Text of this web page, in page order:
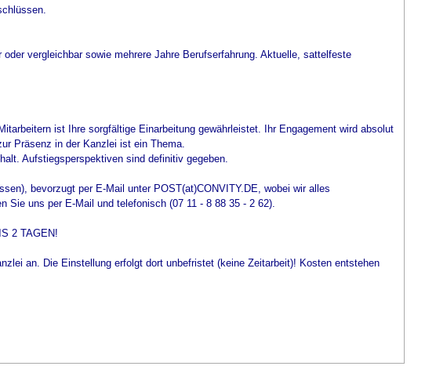
vergleichbar sowie mehrere Jahre Berufserfahrung. Aktuelle, sattelfeste
ist Ihre sorgfältige Einarbeitung gewährleistet. Ihr Engagement wird absolut
Präsenz in der Kanzlei ist ein Thema.
Aufstiegsperspektiven sind definitiv gegeben.
bevorzugt per E-Mail unter POST(at)CONVITY.DE, wobei wir alles
Sie uns per E-Mail und telefonisch (07 11 - 8 88 35 - 2 62).
2 TAGEN!
an. Die Einstellung erfolgt dort unbefristet (keine Zeitarbeit)! Kosten entstehen